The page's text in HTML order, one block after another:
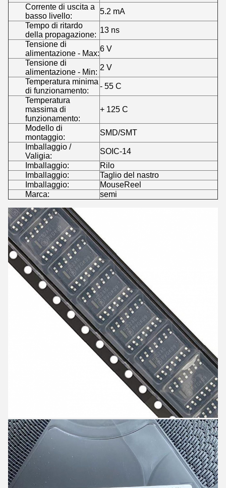
Corrente di uscita a
basso livello:
5.2 mA
Tempo di ritardo
della propagazione:
13 ns
Tensione di
alimentazione - Max:
6 V
Tensione di
alimentazione - Min:
2 V
Temperatura minima
di funzionamento:
- 55 C
Temperatura
massima di
funzionamento:
+ 125 C
Modello di
montaggio:
SMD/SMT
Imballaggio /
Valigia:
SOIC-14
Imballaggio:
Rilo
Imballaggio:
Taglio del nastro
Imballaggio:
MouseReel
Marca:
semi